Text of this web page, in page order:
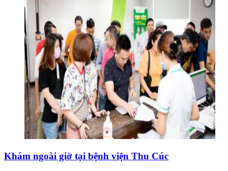
Khám ngoài giờ tại bệnh viện Thu Cúc